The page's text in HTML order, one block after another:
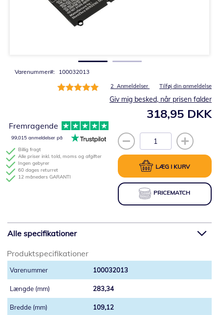
Varenummer 100032013
Bedømmelse:
2 Anmeldelser Tilføj din anmeldelse
318,95 DKK
Giv mig besked, når prisen falder
LÆG I KURV
PRICEMATCH
Billig fragt
Alle priser inkl. told, moms og afgifter
Ingen gebyrer
60 dages returret
12 måneders GARANTI
Fremragende
99,015 anmeldelser på
Alle specifikationer
Produktspecifikationer
100032013
283,34
109,12